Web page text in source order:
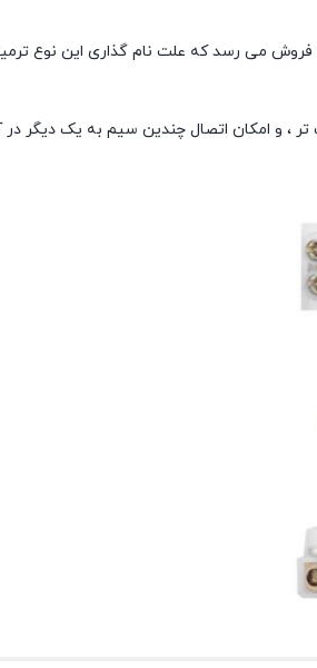
می رسد که علت نام گذاری این نوع
و امکان اتصال چندین سیم به یک دیگر در آن